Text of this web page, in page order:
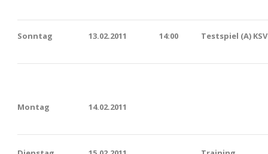
Sonntag 13.02.2011 14:00 Testspiel (A)
Montag 14.02.2011